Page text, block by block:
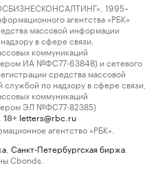
1995–
агентства «РБК»
массовой информации
в сфере связи,
коммуникаций
ИА №ФС77-63848) и сетевого
средства массовой
по надзору в сфере связи,
коммуникаций
ЭЛ №ФС77-82385)
18+ letters@rbc.ru
агентство «РБК».
Санкт-Петербургская биржа
Cbonds.